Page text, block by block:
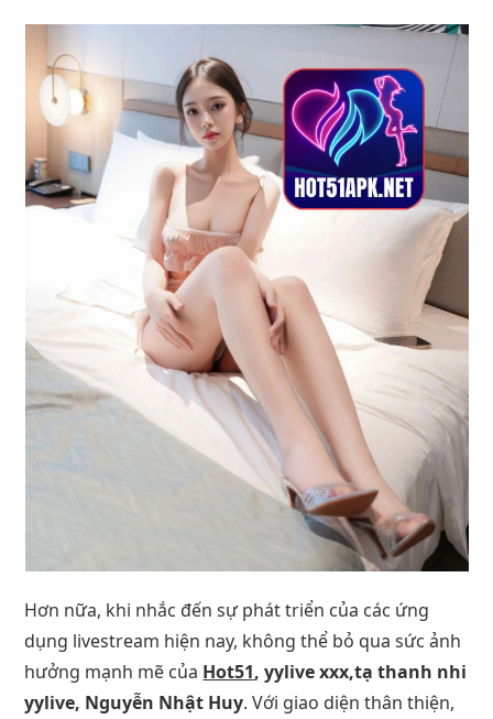
Hơn nữa, khi nhắc đến sự phát triển của các ứng
dụng livestream hiện nay, không thể bỏ qua sức ảnh
hưởng mạnh mẽ của Hot51, yylive xxx,tạ thanh nhi
yylive, Nguyễn Nhật Huy. Với giao diện thân thiện,